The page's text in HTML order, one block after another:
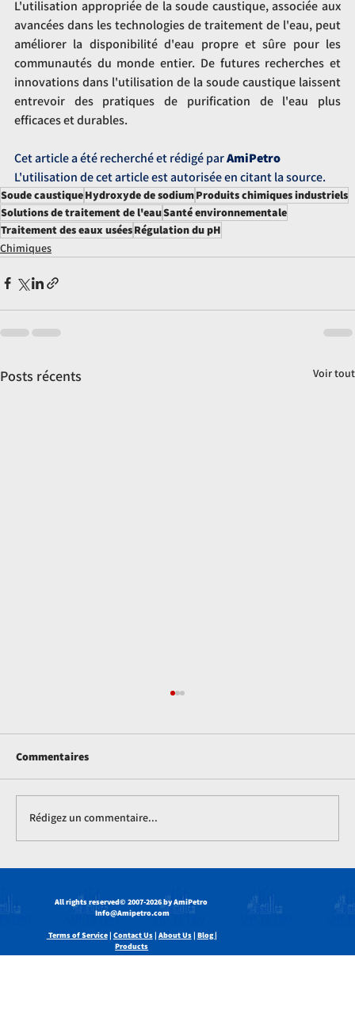
L'utilisation appropriée de la soude caustique, associée aux
avancées dans les technologies de traitement de l'eau, peut
améliorer la disponibilité d'eau propre et sûre pour les
communautés du monde entier. De futures recherches et
innovations dans l'utilisation de la soude caustique laissent
entrevoir des pratiques de purification de l'eau plus
efficaces et durables.
Cet article a été recherché et rédigé par AmiPetro
L'utilisation de cet article est autorisée en citant la source.
Soude caustiqueHydroxyde de sodiumProduits chimiques industriels
Solutions de traitement de l'eauSanté environnementale
Traitement des eaux uséesRégulation du pH
Chimiques
Posts récents Voir tout
dans les systèmes industriels de lavage
des gaz
Commentaires
Rédigez un commentaire...
All rights reserved© 2007-2026 by AmiPetro
Info@Amipetro.com
Terms of Service| Contact Us| About Us| Blog |
Products